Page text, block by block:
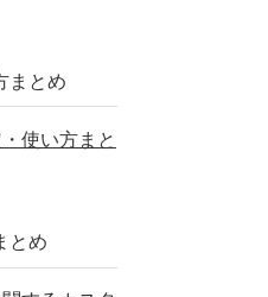
まとめ
使い方まと
とめ